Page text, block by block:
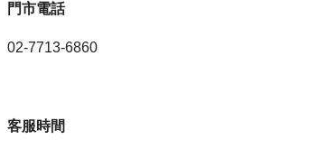
​門市電話
02-7713-6860
​客服時間